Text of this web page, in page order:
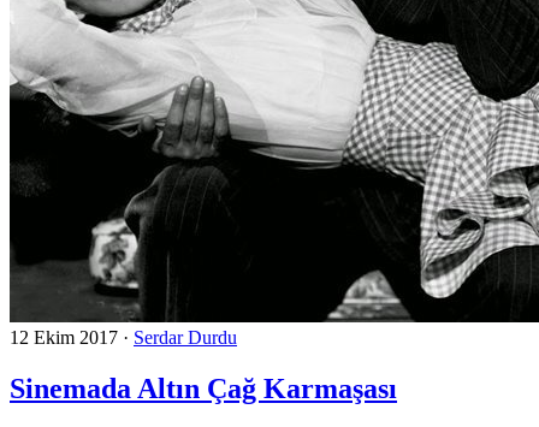
12 Ekim 2017 · Serdar Durdu
Sinemada Altın Çağ Karmaşası